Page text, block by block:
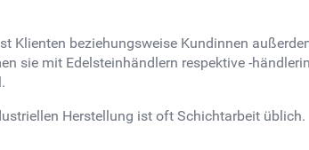
Klienten beziehungsweise Kundinnen
sie mit Edelsteinhändlern respektive -
Herstellung ist oft Schichtarbeit üblich.